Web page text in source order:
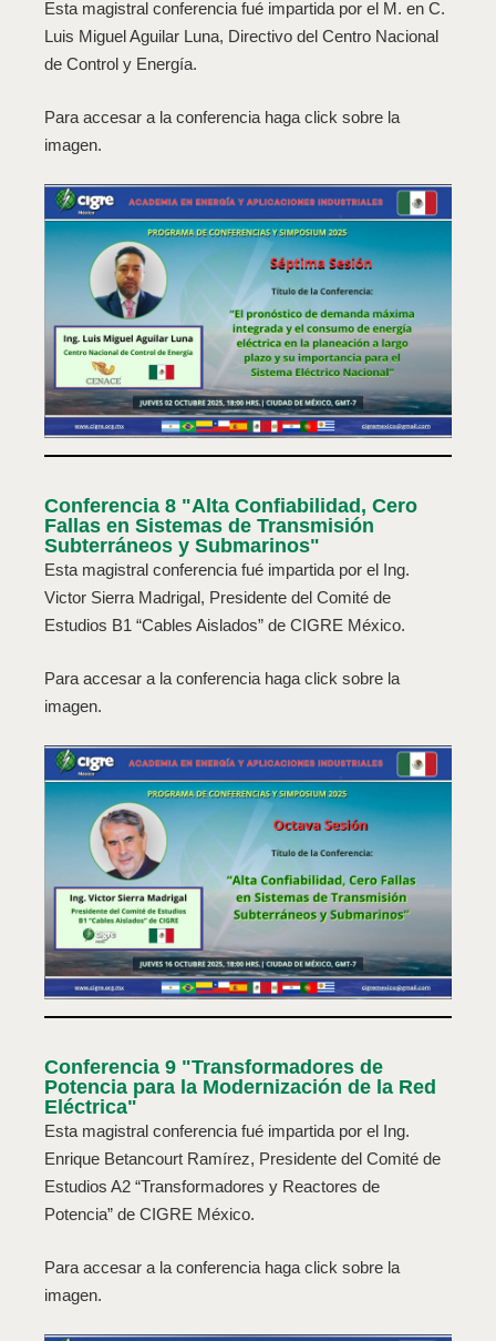
Esta magistral conferencia fué impartida por el M. en C.
Luis Miguel Aguilar Luna, Directivo del Centro Nacional
de Control y Energía.
Para accesar a la conferencia haga click sobre la
imagen.
Conferencia 8 "Alta Confiabilidad, Cero
Fallas en Sistemas de Transmisión
Subterráneos y Submarinos"
Esta magistral conferencia fué impartida por el Ing.
Victor Sierra Madrigal, Presidente del Comité de
Estudios B1 “Cables Aislados” de CIGRE México.
Para accesar a la conferencia haga click sobre la
imagen.
Conferencia 9 "Transformadores de
Potencia para la Modernización de la Red
Eléctrica"
Esta magistral conferencia fué impartida por el Ing.
Enrique Betancourt Ramírez, Presidente del Comité de
Estudios A2 “Transformadores y Reactores de
Potencia” de CIGRE México.
Para accesar a la conferencia haga click sobre la
imagen.